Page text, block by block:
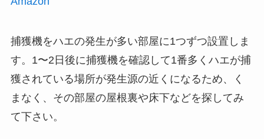
捕獲機をハエの発生が多い部屋に1つずつ設置しま
す。1〜2日後に捕獲機を確認して1番多くハエが捕
獲されている場所が発生源の近くになるため、く
まなく、その部屋の屋根裏や床下などを探してみ
て下さい。